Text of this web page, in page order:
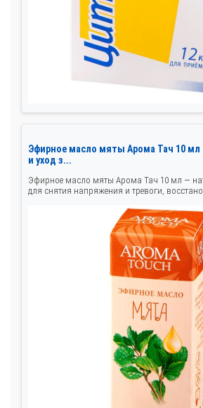
Эфирное масло мяты Арома Тач 10 мл
и уход з...
Эфирное масло мяты Арома Тач 10 мл —
для снятия напряжения и тревоги,